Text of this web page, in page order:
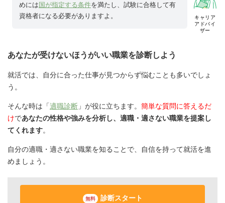
キャリア
アドバイ
ザー
めには 国が指定する条件を満たし、試験に合格して有
資格者になる必要がありますよ。
あなたが受けないほうがいい職業を診断しよう
就活では、自分に合った仕事が見つからず悩むことも多いでしょ
う。
そんな時は「適職診断 」が役に立ちます。 簡単な質問に答えるだ
けであなたの性格や強みを分析し、適職・適さない職業を提案し
てくれます。
自分の適職・適さない職業を知ることで、自信を持って就活を進
めましょう。
無料 診断スタート